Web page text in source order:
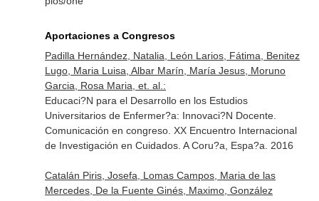
Aportaciones a Congresos
Padilla Hernández, Natalia, León Larios, Fátima, Benitez
Lugo, Maria Luisa, Albar Marín, María Jesus, Moruno
Garcia, Rosa Maria, et. al.:
Educaci?N para el Desarrollo en los Estudios
Universitarios de Enfermer?a: Innovaci?N Docente.
Comunicación en congreso. XX Encuentro Internacional
de Investigación en Cuidados. A Coru?a, Espa?a. 2016
Catalán Piris, Josefa, Lomas Campos, Maria de las
Mercedes, De la Fuente Ginés, Maximo, González